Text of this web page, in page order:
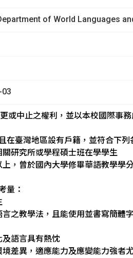
of World Languages
或中止之權利，並以本校國際事務
在臺灣地區設有戶籍，並符合下
研究所或學程碩士班在學學生
，曾於國內大學修畢華語教學學
量：
之教學法，且能使用並書寫簡體
語言具有熱忱
差異，適應能力及應變能力強者